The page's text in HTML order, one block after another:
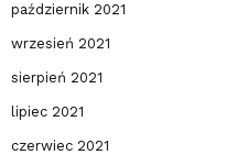
październik 2021
wrzesień 2021
sierpień 2021
lipiec 2021
czerwiec 2021